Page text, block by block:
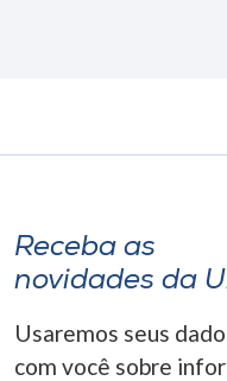
Receba as
novidades da
Usaremos seus
com você sobre